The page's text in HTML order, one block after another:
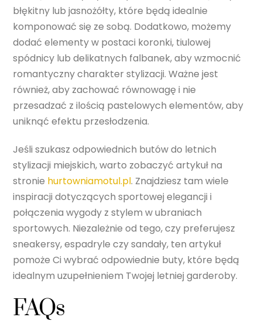
błękitny lub jasnożółty, które będą idealnie
komponować się ze sobą. Dodatkowo, możemy
dodać elementy w postaci koronki, tiulowej
spódnicy lub delikatnych falbanek, aby wzmocnić
romantyczny charakter stylizacji. Ważne jest
również, aby zachować równowagę i nie
przesadzać z ilością pastelowych elementów, aby
uniknąć efektu przesłodzenia.
Jeśli szukasz odpowiednich butów do letnich
stylizacji miejskich, warto zobaczyć artykuł na
stronie hurtowniamotul.pl. Znajdziesz tam wiele
inspiracji dotyczących sportowej elegancji i
połączenia wygody z stylem w ubraniach
sportowych. Niezależnie od tego, czy preferujesz
sneakersy, espadryle czy sandały, ten artykuł
pomoże Ci wybrać odpowiednie buty, które będą
idealnym uzupełnieniem Twojej letniej garderoby.
FAQs